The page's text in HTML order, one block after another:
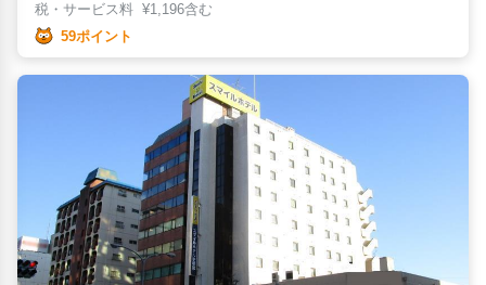
税・サービス料 ¥1,196含む
59ポイント